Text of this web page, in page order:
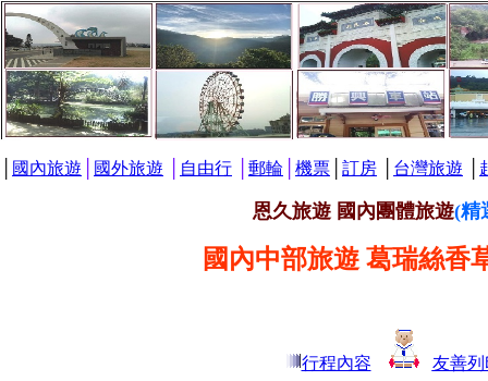
國內旅遊 國外旅遊 自由行 郵輪 機票 訂房 台灣旅遊
恩久旅遊 國內團體旅遊(精
國內中部旅遊 葛瑞絲香
行程內容 友善列